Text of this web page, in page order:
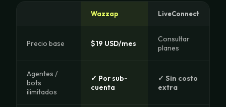
Wazzap LiveConnect
Precio base $19 USD/mes
Consultar
planes
Agentes /
bots
ilimitados
✓ Por sub-
cuenta
✓ Sin costo
extra